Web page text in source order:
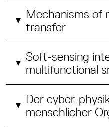
Mechanisms of
transfer
Soft-sensing
multifunctional
Der cyber-
menschlicher